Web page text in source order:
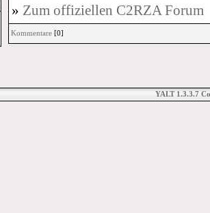
» Zum offiziellen C2RZA Forum
Kommentare [0]
YALT 1.3.3.7